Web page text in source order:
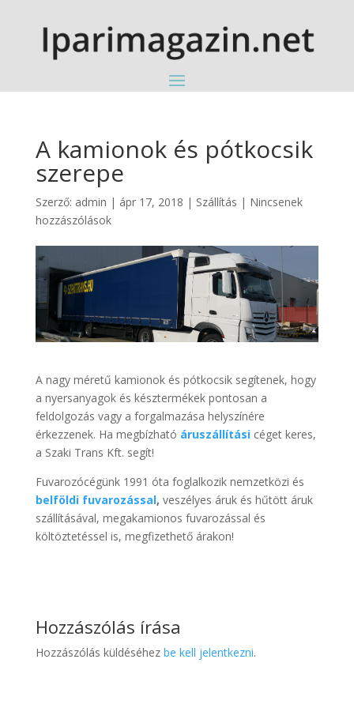
A kamionok és pótkocsik
szerepe
Szerző: admin | ápr 17, 2018 | Szállítás | Nincsenek
hozzászólások
A nagy méretű kamionok és pótkocsik segítenek, hogy
a nyersanyagok és késztermékek pontosan a
feldolgozás vagy a forgalmazása helyszínére
érkezzenek. Ha megbízható áruszállítási céget keres,
a Szaki Trans Kft. segít!
Fuvarozócégünk 1991 óta foglalkozik nemzetközi és
belföldi fuvarozással, veszélyes áruk és hűtött áruk
szállításával, megakamionos fuvarozással és
költöztetéssel is, megfizethető árakon!
Hozzászólás írása
Hozzászólás küldéséhez be kell jelentkezni.